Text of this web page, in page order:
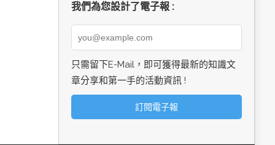
我們為您設計了電子報 :
只需留下E-Mail，即可獲得最新的知識文
章分享和第一手的活動資訊 !